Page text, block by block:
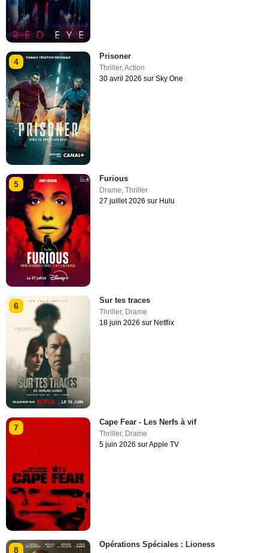
4
Prisoner
Thriller,Action
30 avril 2026 sur Sky One
5
Furious
Drame ,Thriller
27 juillet 2026 sur Hulu
6
Sur tes traces
Thriller, Drame
18 juin 2026 sur Netflix
7
Cape Fear - Les Nerfs à vif
Thriller, Drame
5 juin 2026 sur Apple TV
8
Opérations Spéciales : Lioness